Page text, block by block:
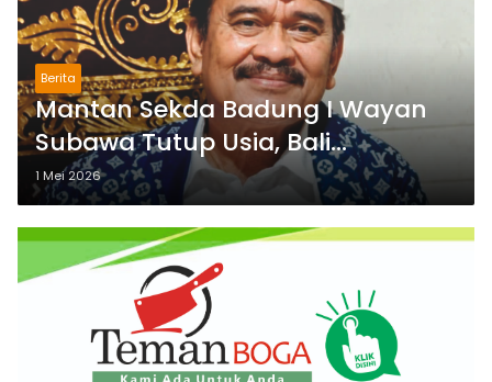
Berita
Mantan Sekda Badung I Wayan
Subawa Tutup Usia, Bali
Kehilangan Birokrat Senior
1 Mei 2026